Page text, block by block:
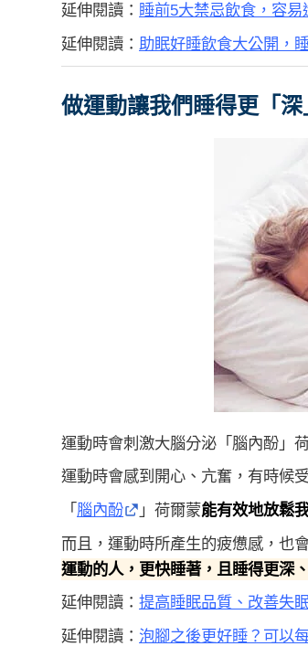
延伸閱讀： 睡前5大禁忌飲食，容
延伸閱讀： 助眠好睡飲食大公開，
做運動讓我們睡得更「深
運動時會刺激大腦分泌「腦內酚」
運動時會感到開心、亢奮，有時候
「 腦內酚 」荷爾蒙能有效地放鬆
而且，運動時所產生的疲憊感，也
運動的人，更快睡著，且睡得更深
延伸閱讀： 提高睡眠品質、改善失
延伸閱讀： 泡腳之後更好睡？可以